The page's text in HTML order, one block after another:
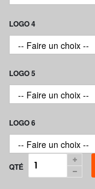
LOGO 4
LOGO 5
LOGO 6
QTÉ